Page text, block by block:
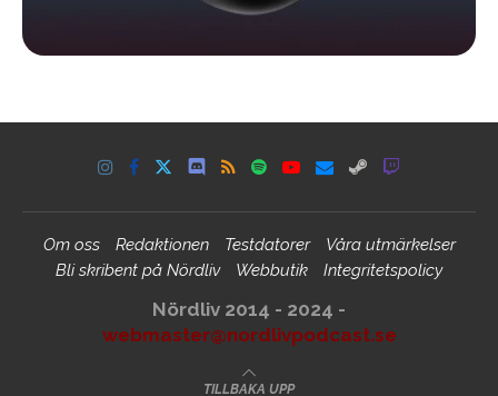
Om oss Redaktionen Testdatorer
Våra utmärkelser
Bli skribent på Nördliv
Webbutik Integritetspolicy
Nördliv 2014 - 2024 -
webmaster@nordlivpodcast.se
TILLBAKA UPP